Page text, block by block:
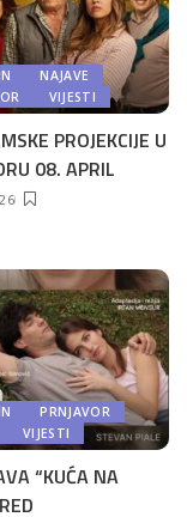
NAJAVE
VIJESTI
PROJEKCIJE U
08. APRIL
PRNJAVOR
VIJESTI
“KUĆA NA